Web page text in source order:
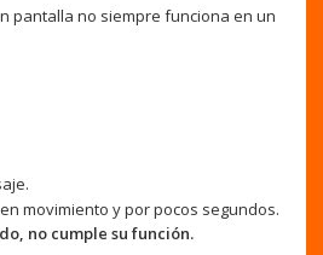
pantalla no siempre funciona en un
movimiento y por pocos segundos.
no cumple su función.